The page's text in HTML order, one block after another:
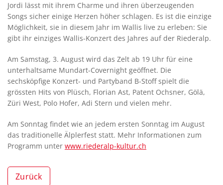
Jordi lässt mit ihrem Charme und ihren überzeugenden
Songs sicher einige Herzen höher schlagen. Es ist die einzige
Möglichkeit, sie in diesem Jahr im Wallis live zu erleben: Sie
gibt ihr einziges Wallis-Konzert des Jahres auf der Riederalp.
Am Samstag, 3. August wird das Zelt ab 19 Uhr für eine
unterhaltsame Mundart-Covernight geöffnet. Die
sechsköpfige Konzert- und Partyband B-Stoff spielt die
grössten Hits von Plüsch, Florian Ast, Patent Ochsner, Gölä,
Züri West, Polo Hofer, Adi Stern und vielen mehr.
Am Sonntag findet wie an jedem ersten Sonntag im August
das traditionelle Älplerfest statt. Mehr Informationen zum
Programm unter www.riederalp-kultur.ch
Zurück